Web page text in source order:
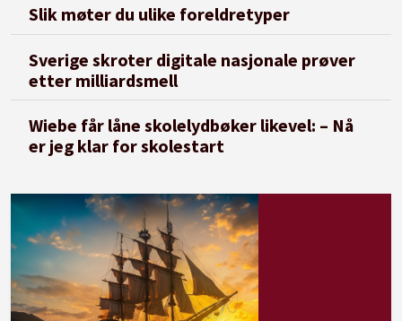
Slik møter du ulike foreldretyper
Sverige skroter digitale nasjonale prøver
etter milliardsmell
Wiebe får låne skolelydbøker likevel: – Nå
er jeg klar for skolestart